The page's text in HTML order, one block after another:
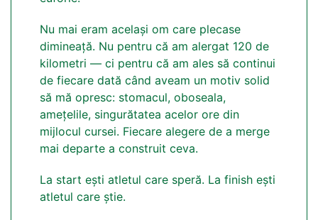
Nu mai eram același om care plecase
dimineață. Nu pentru că am alergat 120 de
kilometri — ci pentru că am ales să continui
de fiecare dată când aveam un motiv solid
să mă opresc: stomacul, oboseala,
amețelile, singurătatea acelor ore din
mijlocul cursei. Fiecare alegere de a merge
mai departe a construit ceva.
La start ești atletul care speră. La finish ești
atletul care știe.